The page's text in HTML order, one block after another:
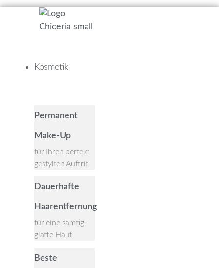
Kosmetik
Permanent
Make-Up
für Ihren perfekt
gestylten Auftrit
Dauerhafte
Haarentfernung
für eine samtig-
glatte Haut
Beste